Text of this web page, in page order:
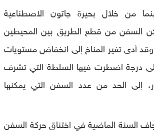
من خلال بحيرة جاتون الاصطناعية
السفن من قطع الطريق بين المحيطين
أدى تغير المناخ إلى انخفاض مستويات
درجة اضطرت فيها السلطة التي تشرف
إلى الحد من عدد السفن التي يمكنها
السنة الماضية في اختناق حركة السفن